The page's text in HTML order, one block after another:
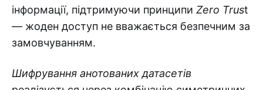
інформації, підтримуючи принципи Zero Trust
— жоден доступ не вважається безпечним за
замовчуванням.
Шифрування анотованих датасетів